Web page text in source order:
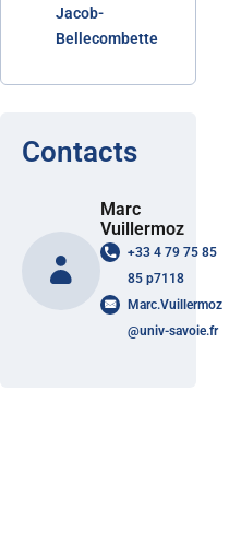
Jacob-
Bellecombette
Contacts
Marc
Vuillermoz
+33 4 79 75 85
85 p7118
Marc.Vuillermoz
@univ-savoie.fr